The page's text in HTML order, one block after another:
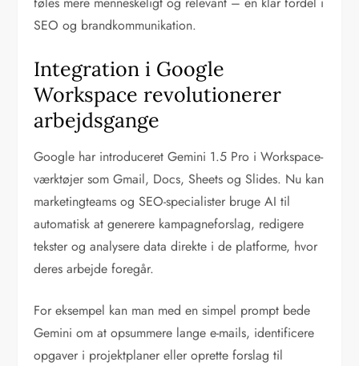
SEO og brandkommunikation.
Integration i Google
Workspace revolutionerer
arbejdsgange
Google har introduceret Gemini 1.5 Pro i Workspace-
værktøjer som Gmail, Docs, Sheets og Slides. Nu kan
marketingteams og SEO-specialister bruge AI til
automatisk at generere kampagneforslag, redigere
tekster og analysere data direkte i de platforme, hvor
deres arbejde foregår.
For eksempel kan man med en simpel prompt bede
Gemini om at opsummere lange e-mails, identificere
opgaver i projektplaner eller oprette forslag til